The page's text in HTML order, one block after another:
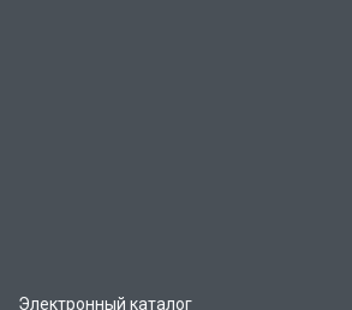
Электронный каталог